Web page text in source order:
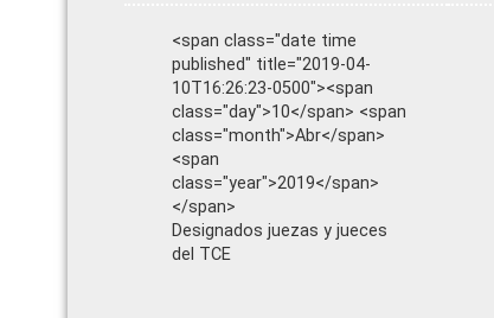
<span class="date time
published" title="2019-04-
10T16:26:23-0500"><span
class="day">10</span> <span
class="month">Abr</span>
<span
class="year">2019</span>
</span>
Designados juezas y jueces
del TCE